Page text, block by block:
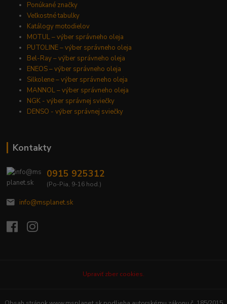
Ponúkané značky
Veľkostné tabulky
Katálogy motodielov
MOTUL – výber správneho oleja
PUTOLINE – výber správneho oleja
Bel-Ray – výber správneho oleja
ENEOS – výber správneho oleja
Silkolene – výber správneho oleja
MANNOL – výber správneho oleja
NGK - výber správnej sviečky
DENSO - výber správnej sviečky
Kontakty
0915 925312
(Po-Pia, 9-16 hod.)
info@msplanet.sk
Upraviť zber cookies.